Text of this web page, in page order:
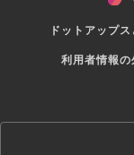
ドットアップ
利用者情報